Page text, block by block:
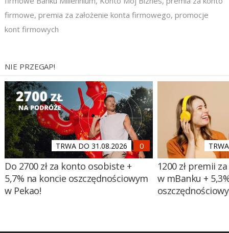
firmowe, premia za założenie konta firmowego, promocje
kont firmowych
NIE PRZEGAP!
TRWA DO 31.08.2026
Do 2700 zł za konto osobiste +
5,7% na koncie oszczędnościowym
w Pekao!
1200 zł premii
w mBanku +